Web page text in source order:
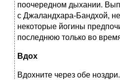
поочередном дыхании.
с Джаландхара-Бандхой,
некоторые йогины
последнюю только во
Вдох
Вдохните через обе